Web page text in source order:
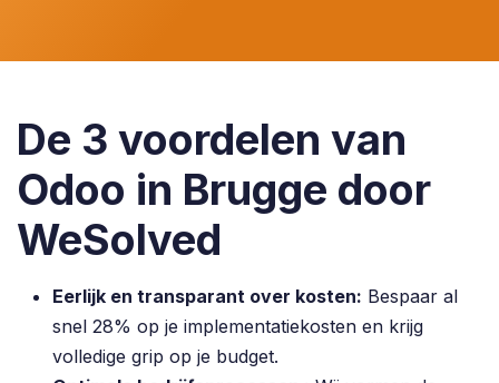
De 3 voordelen van
Odoo in Brugge door
WeSolved
Eerlijk en transparant over kosten: Bespaar al
snel 28% op je implementatiekosten en krijg
volledige grip op je budget.